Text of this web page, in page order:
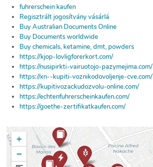
fuhrerschein kaufen
Regisztrált jogosítvány vásárlá
Buy Australian Documents Online
Buy Documents worldwide
Buy chemicals, ketamine, dmt, powders
https://kjop-lovligforerkort.com/
https://nusipirkti-vairuotojo-pazymejima.com/
https://xn--kupiti-voznikodovoljenje-cve.com/
https://kupitivozackudozvolu-online.com/
https://echtenfuhrerscheinkaufen.com/
https://goethe-zertifikatkaufen.com/
+
−